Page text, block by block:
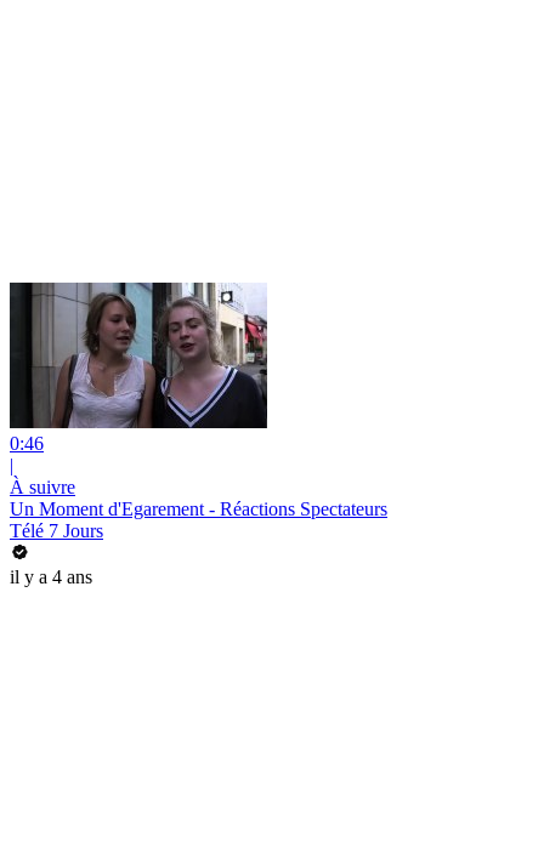
0:46
|
À suivre
Un Moment d'Egarement - Réactions Spectateurs
Télé 7 Jours
il y a 4 ans